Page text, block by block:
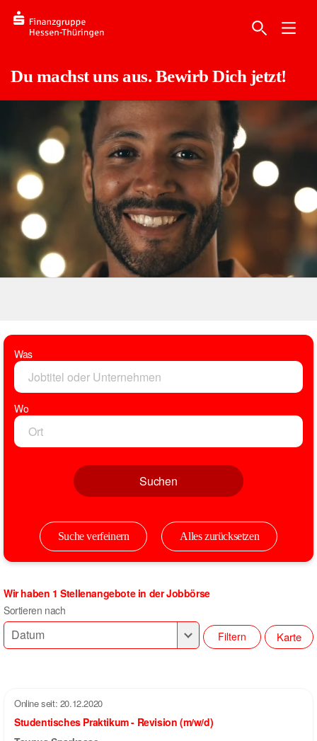
Du machst uns aus. Bewirb Dich jetzt!
Was
Wo
Suchen
Alles zurücksetzen
Suche verfeinern
Wir haben 1 Stellenangebote in der Jobbörse
Sortieren nach
Filtern
Karte
Online seit: 20.12.2020
Studentisches Praktikum - Revision (m/w/d)